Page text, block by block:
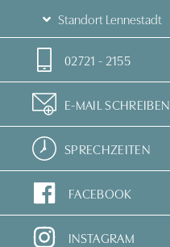
Standort Lennestadt
02721 - 2155
E-MAIL SCHREIBEN
SPRECHZEITEN
FACEBOOK
INSTAGRAM